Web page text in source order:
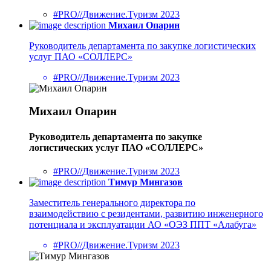
#PRO//Движение.Туризм 2023
Михаил Опарин
Руководитель департамента по закупке логистических
услуг ПАО «СОЛЛЕРС»
#PRO//Движение.Туризм 2023
Михаил Опарин
Руководитель департамента по закупке
логистических услуг ПАО «СОЛЛЕРС»
#PRO//Движение.Туризм 2023
Тимур Мингазов
Заместитель генерального директора по
взаимодействию с резидентами, развитию инженерного
потенциала и эксплуатации АО «ОЭЗ ППТ «Алабуга»
#PRO//Движение.Туризм 2023